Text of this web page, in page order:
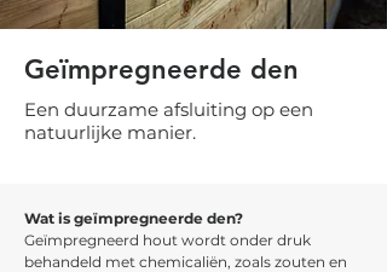
Geïmpregneerde den
Een duurzame afsluiting op een
natuurlijke manier.
Wat is geïmpregneerde den?
Geïmpregneerd hout wordt onder druk
behandeld met chemicaliën, zoals zouten en